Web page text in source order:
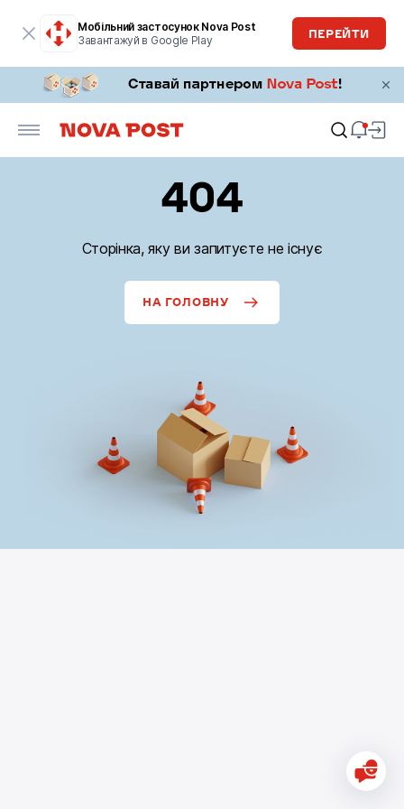
Мобільний застосунок Nova Post
Завантажуй в Google Play
ПЕРЕЙТИ
404
Сторінка, яку ви запитуєте не існує
НА ГОЛОВНУ